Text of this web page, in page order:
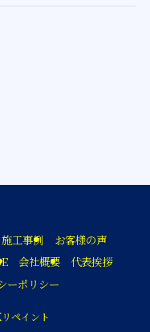
施工事例
お客様の声
会社概要
代表挨拶
ーポリシー
ペイント